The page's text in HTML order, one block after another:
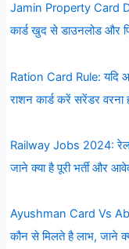
Jamin Property Card
कार्ड खुद से डाउनलोड और
Ration Card Rule: यदि
राशन कार्ड करें सरेंडर वरना
Railway Jobs 2024:
जाने क्या है पूरी भर्ती और
Ayushman Card Vs
कौन से मिलते है लाभ, जाने क्या